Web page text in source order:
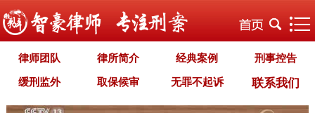
律师团队 律所简介 经典案例 刑事控告
缓刑监外 取保候审 无罪不起诉 联系我们
职务犯罪 经济犯罪 毒品犯罪 罪名专题